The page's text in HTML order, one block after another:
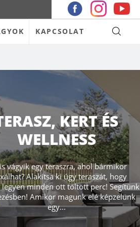
KAPCSOLAT
KERT ÉS
WELLNESS
vágyik egy teraszra, ahol bármikor
Alakítsa ki úgy teraszát, hogy
minden ott töltött perc! Segítünk
Amikor magunk elé képzelünk
egy...